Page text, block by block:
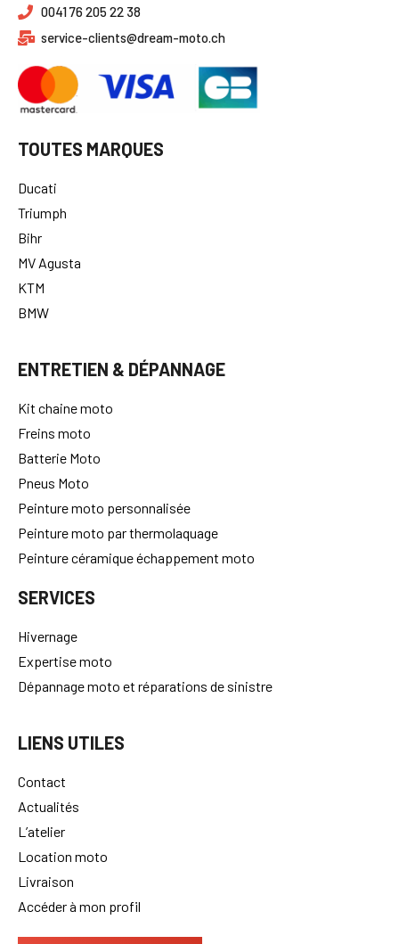
0041 76 205 22 38
service-clients@dream-moto.ch
TOUTES MARQUES
Ducati
Triumph
Bihr
MV Agusta
KTM
BMW
ENTRETIEN & DÉPANNAGE
Kit chaine moto
Freins moto
Batterie Moto
Pneus Moto
Peinture moto personnalisée
Peinture moto par thermolaquage
Peinture céramique échappement moto
SERVICES
Hivernage
Expertise moto
Dépannage moto et réparations de sinistre
LIENS UTILES
Contact
Actualités
L’atelier
Location moto
Livraison
Accéder à mon profil